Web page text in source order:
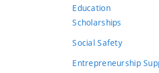
Education
Scholarships
Social Safety
Entrepreneurship